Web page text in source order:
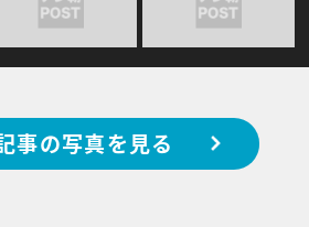
事の写真を見る